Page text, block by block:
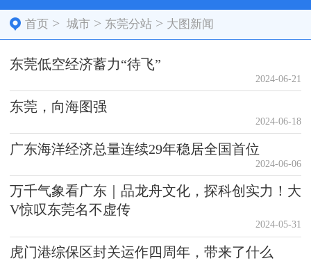
首页 >城市 > 东莞分站 > 大图新闻
东莞低空经济蓄力“待飞”
2024-06-21
东莞，向海图强
2024-06-18
广东海洋经济总量连续29年稳居全国首位
2024-06-06
万千气象看广东｜品龙舟文化，探科创实力！大
V惊叹东莞名不虚传
2024-05-31
虎门港综保区封关运作四周年，带来了什么